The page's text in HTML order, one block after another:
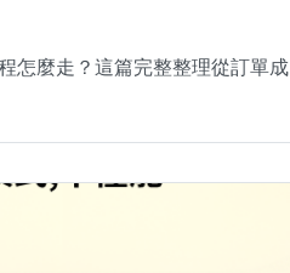
怎麼走？這篇完整整理從訂單成